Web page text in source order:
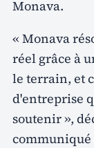
Monava.
« Monava
réel grâce à
le terrain, et
d'entreprise
soutenir »,
communiqué